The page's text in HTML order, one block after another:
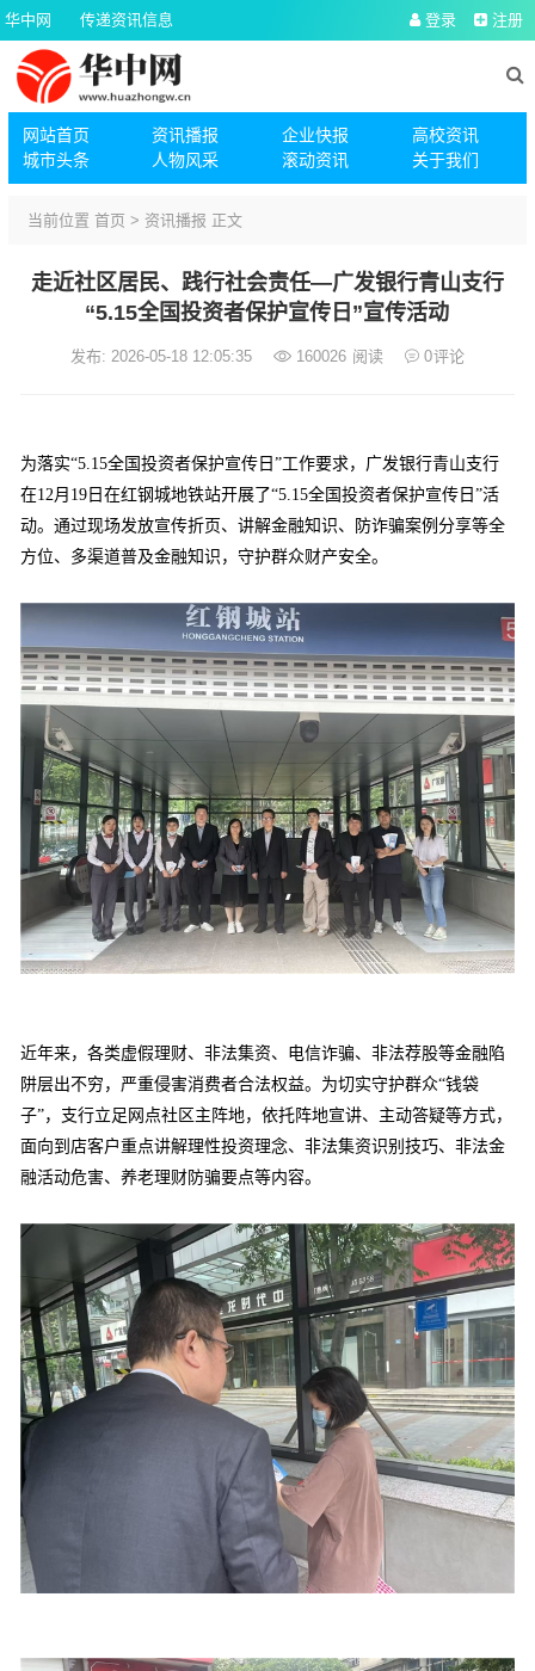
华中网 传递资讯信息 登录 注册
网站首页 资讯播报 企业快报
高校资讯
城市头条
人物风采 滚动资讯 关于我们
当前位置 首页 > 资讯播报 正文
走近社区居民、践行社会责任—广发银行青山支行
“5.15全国投资者保护宣传日”宣传活动
发布: 2026-05-18 12:05:35 160026 阅读 0评论
为落实“5.15全国投资者保护宣传日”工作要求，广发银行青山支行
在12月19日在红钢城地铁站开展了“5.15全国投资者保护宣传日”活
动。通过现场发放宣传折页、讲解金融知识、防诈骗案例分享等全
方位、多渠道普及金融知识，守护群众财产安全。
近年来，各类虚假理财、非法集资、电信诈骗、非法荐股等金融陷
阱层出不穷，严重侵害消费者合法权益。为切实守护群众“钱袋
子”，支行立足网点社区主阵地，依托阵地宣讲、主动答疑等方式，
面向到店客户重点讲解理性投资理念、非法集资识别技巧、非法金
融活动危害、养老理财防骗要点等内容。